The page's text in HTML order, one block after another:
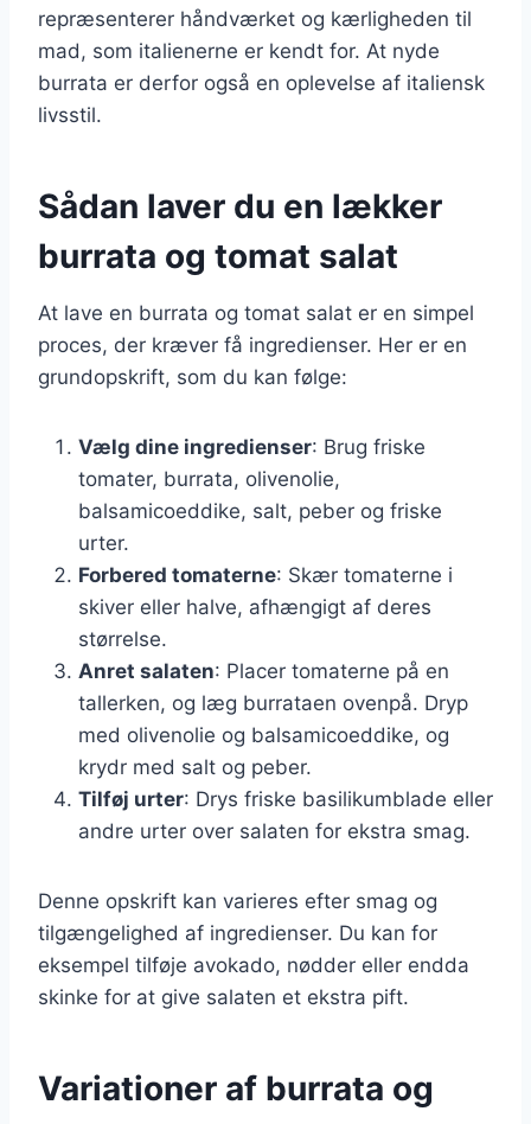
repræsenterer håndværket og kærligheden til
mad, som italienerne er kendt for. At nyde
burrata er derfor også en oplevelse af italiensk
livsstil.
Sådan laver du en lækker
burrata og tomat salat
At lave en burrata og tomat salat er en simpel
proces, der kræver få ingredienser. Her er en
grundopskrift, som du kan følge:
Vælg dine ingredienser: Brug friske
tomater, burrata, olivenolie,
balsamicoeddike, salt, peber og friske
urter.
Forbered tomaterne: Skær tomaterne i
skiver eller halve, afhængigt af deres
størrelse.
Anret salaten: Placer tomaterne på en
tallerken, og læg burrataen ovenpå. Dryp
med olivenolie og balsamicoeddike, og
krydr med salt og peber.
Tilføj urter: Drys friske basilikumblade eller
andre urter over salaten for ekstra smag.
Denne opskrift kan varieres efter smag og
tilgængelighed af ingredienser. Du kan for
eksempel tilføje avokado, nødder eller endda
skinke for at give salaten et ekstra pift.
Variationer af burrata og